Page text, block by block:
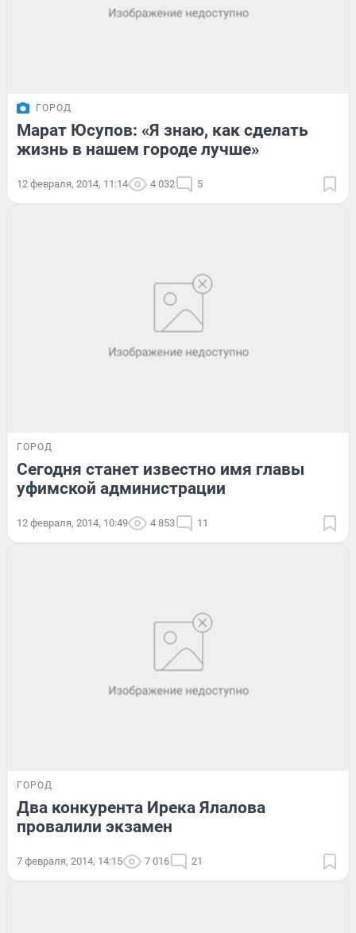
ГОРОД
Марат Юсупов: «Я знаю, как сделать
жизнь в нашем городе лучше»
12 февраля, 2014, 11:14 4 032 5
ГОРОД
Сегодня станет известно имя главы
уфимской администрации
12 февраля, 2014, 10:49 4 853 11
ГОРОД
Два конкурента Ирека Ялалова
провалили экзамен
7 февраля, 2014, 14:15 7 016 21